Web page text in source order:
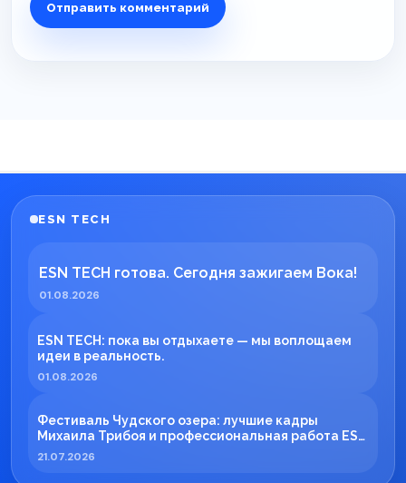
ESN TECH
ESN TECH готова. Сегодня зажигаем Вока!
01.08.2026
ESN TECH: пока вы отдыхаете — мы воплощаем
идеи в реальность.
01.08.2026
Фестиваль Чудского озера: лучшие кадры
Михаила Трибоя и профессиональная работа ESN
TECH
21.07.2026